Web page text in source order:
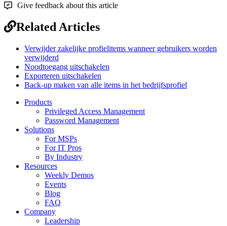
Give feedback about this article
Related Articles
Verwijder zakelijke profielitems wanneer gebruikers worden
verwijderd
Noodtoegang uitschakelen
Exporteren uitschakelen
Back-up maken van alle items in het bedrijfsprofiel
Products
Privileged Access Management
Password Management
Solutions
For MSPs
For IT Pros
By Industry
Resources
Weekly Demos
Events
Blog
FAQ
Company
Leadership